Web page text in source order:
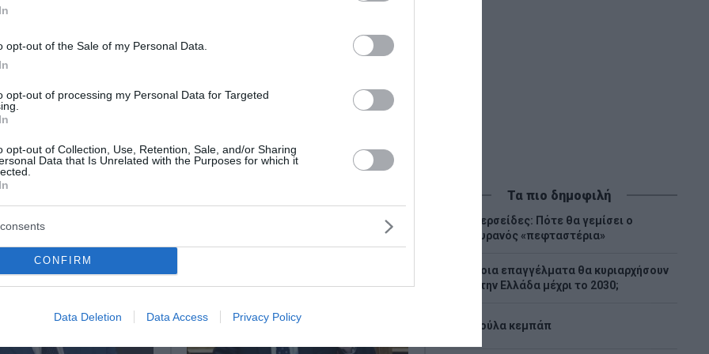
opt-out of the Sale of my Personal Data.
opt-out of processing my Personal Data for Targeted
opt-out of Collection, Use, Retention, Sale, and/or Sharing
Data that Is Unrelated with the Purposes for which it
CONFIRM
Data Deletion Data Access Privacy Policy
προλάβουμε φαινόμενα αισχροκέρδειας
Lykavitos.gr στο Google News
όλες τις ειδήσεις
Τα πιο δημοφιλή
Περσείδες: Πότε θα γεμίσει ο
ουρανός «πεφταστέρια»
Ποια επαγγέλματα θα κυριαρχήσουν
στην Ελλάδα μέχρι το 2030;
Λούλα κεμπάπ